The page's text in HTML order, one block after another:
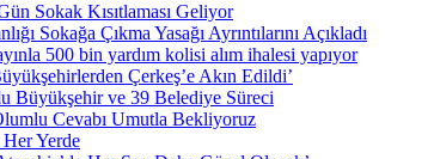
Sokak Kısıtlaması Geliyor
Sokağa Çıkma Yasağı Ayrıntılarını Açıkladı
500 bin yardım kolisi alım ihalesi yapıyor
Çerkeş’e Akın Edildi’
Büyükşehir ve 39 Belediye Süreci
Cevabı Umutla Bekliyoruz
Yerde